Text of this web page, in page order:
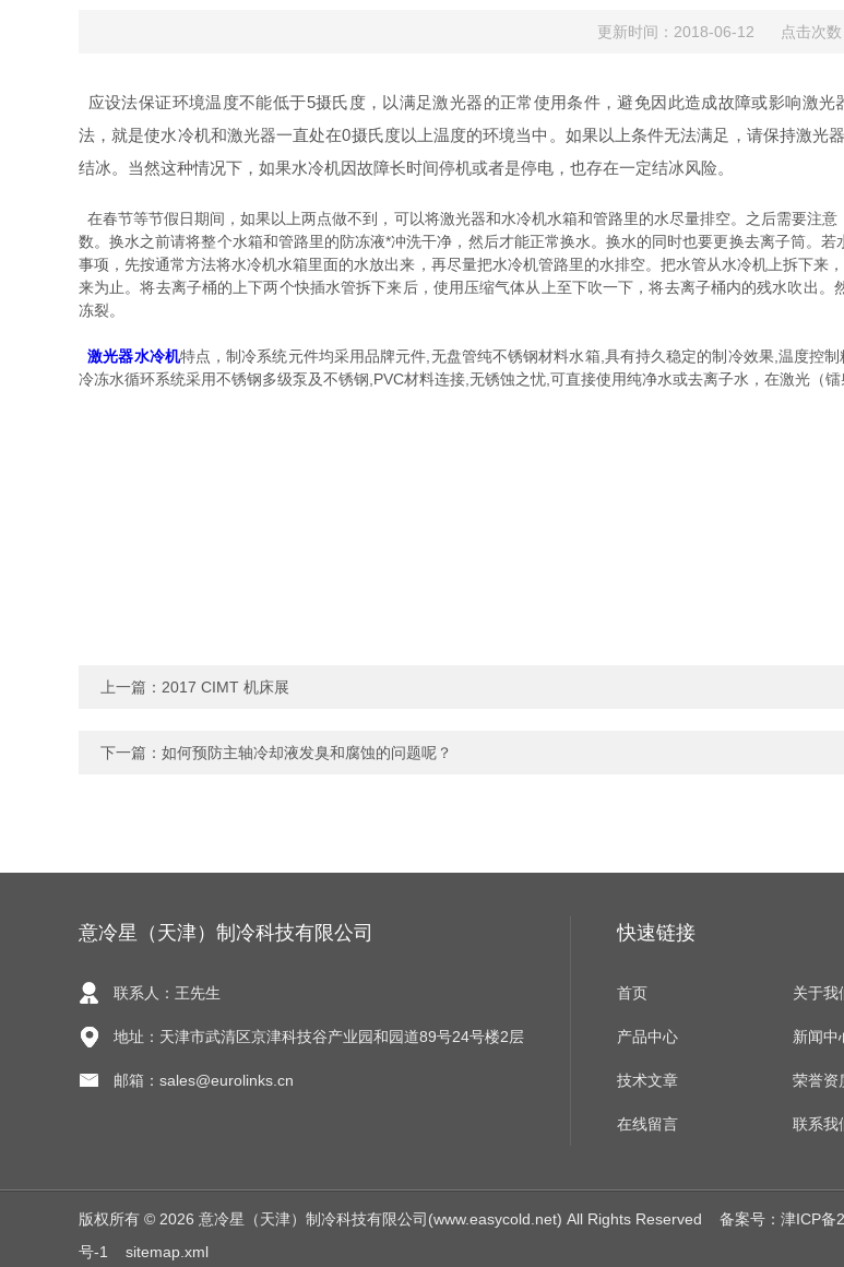
更新时间：2018-06-12 点击次数
应设法保证环境温度不能低于5摄氏度，以满足激光器的正常使用条件，避免因此造成故障或影响激
法，就是使水冷机和激光器一直处在0摄氏度以上温度的环境当中。如果以上条件无法满足，请保持激
结冰。当然这种情况下，如果水冷机因故障长时间停机或者是停电，也存在一定结冰风险。
在春节等节假日期间，如果以上两点做不到，可以将激光器和水冷机水箱和管路里的水尽量排空。之后需要注
数。换水之前请将整个水箱和管路里的防冻液*冲洗干净，然后才能正常换水。换水的同时也要更换去离子筒。
事项，先按通常方法将水冷机水箱里面的水放出来，再尽量把水冷机管路里的水排空。把水管从水冷机上拆下
来为止。将去离子桶的上下两个快插水管拆下来后，使用压缩气体从上至下吹一下，将去离子桶内的残水吹出
冻裂。
激光器水冷机特点，制冷系统元件均采用品牌元件,无盘管纯不锈钢材料水箱,具有持久稳定的制冷效果,温度控
冷冻水循环系统采用不锈钢多级泵及不锈钢,PVC材料连接,无锈蚀之忧,可直接使用纯净水或去离子水，在激光（
上一篇： 2017 CIMT 机床展
下一篇： 如何预防主轴冷却液发臭和腐蚀的问题呢？
意冷星（天津）制冷科技有限公司
联系人：王先生
地址：天津市武清区京津科技谷产业园和园道89号24号楼2层
邮箱：sales@eurolinks.cn
快速链接
首页 关于我
产品中心 新闻中
技术文章 荣誉资
在线留言 联系我
版权所有 © 2026 意冷星（天津）制冷科技有限公司(www.easycold.net) All Rights Reserved 备案号：津ICP备
号-1
sitemap.xml